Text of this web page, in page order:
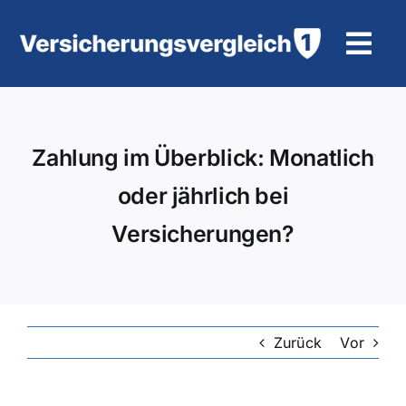
Inhalt
KFZ-Versicherung
Zahlung im Überblick: Monatlich
oder jährlich bei
Versicherungen?
Zurück Vor